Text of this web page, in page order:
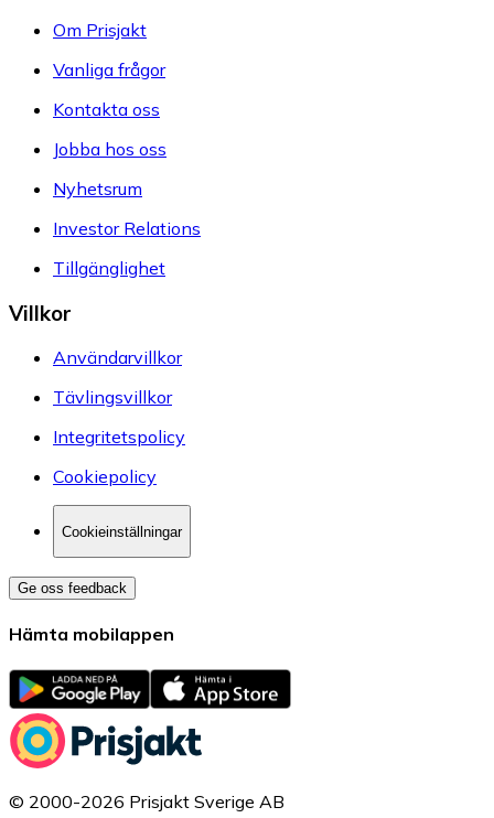
Om Prisjakt
Vanliga frågor
Kontakta oss
Jobba hos oss
Nyhetsrum
Investor Relations
Tillgänglighet
Villkor
Användarvillkor
Tävlingsvillkor
Integritetspolicy
Cookiepolicy
Cookieinställningar
Ge oss feedback
Hämta mobilappen
© 2000-2026 Prisjakt Sverige AB